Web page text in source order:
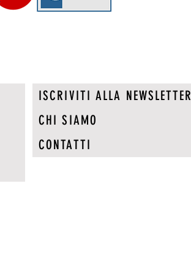
ISCRIVITI ALLA NEWSLETTER
CHI SIAMO
CONTATTI